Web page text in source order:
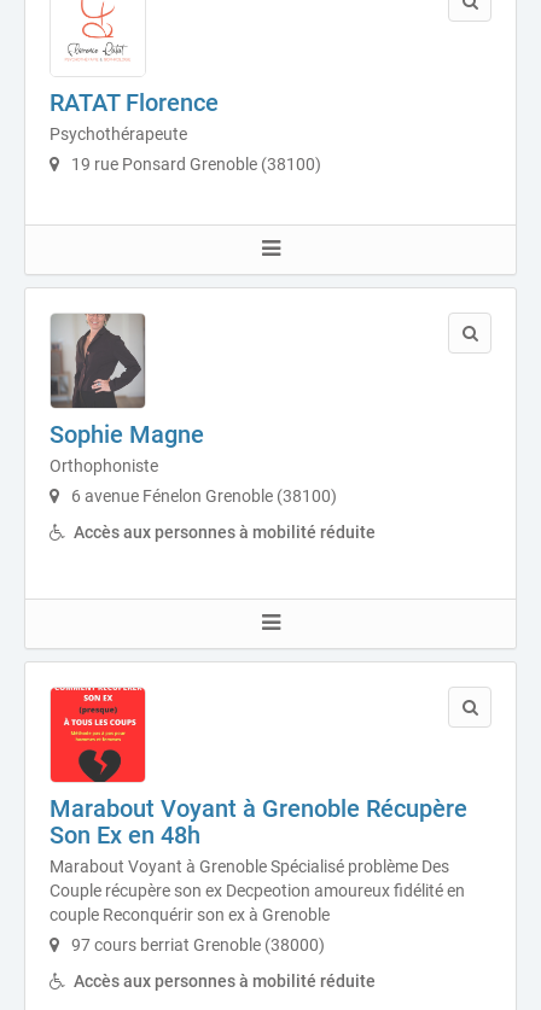
RATAT Florence
Psychothérapeute
19 rue Ponsard Grenoble (38100)
Sophie Magne
Orthophoniste
6 avenue Fénelon Grenoble (38100)
Accès aux personnes à mobilité réduite
Marabout Voyant à Grenoble Récupère
Son Ex en 48h
Marabout Voyant à Grenoble Spécialisé problème Des
Couple récupère son ex Decpeotion amoureux fidélité en
couple Reconquérir son ex à Grenoble
97 cours berriat Grenoble (38000)
Accès aux personnes à mobilité réduite